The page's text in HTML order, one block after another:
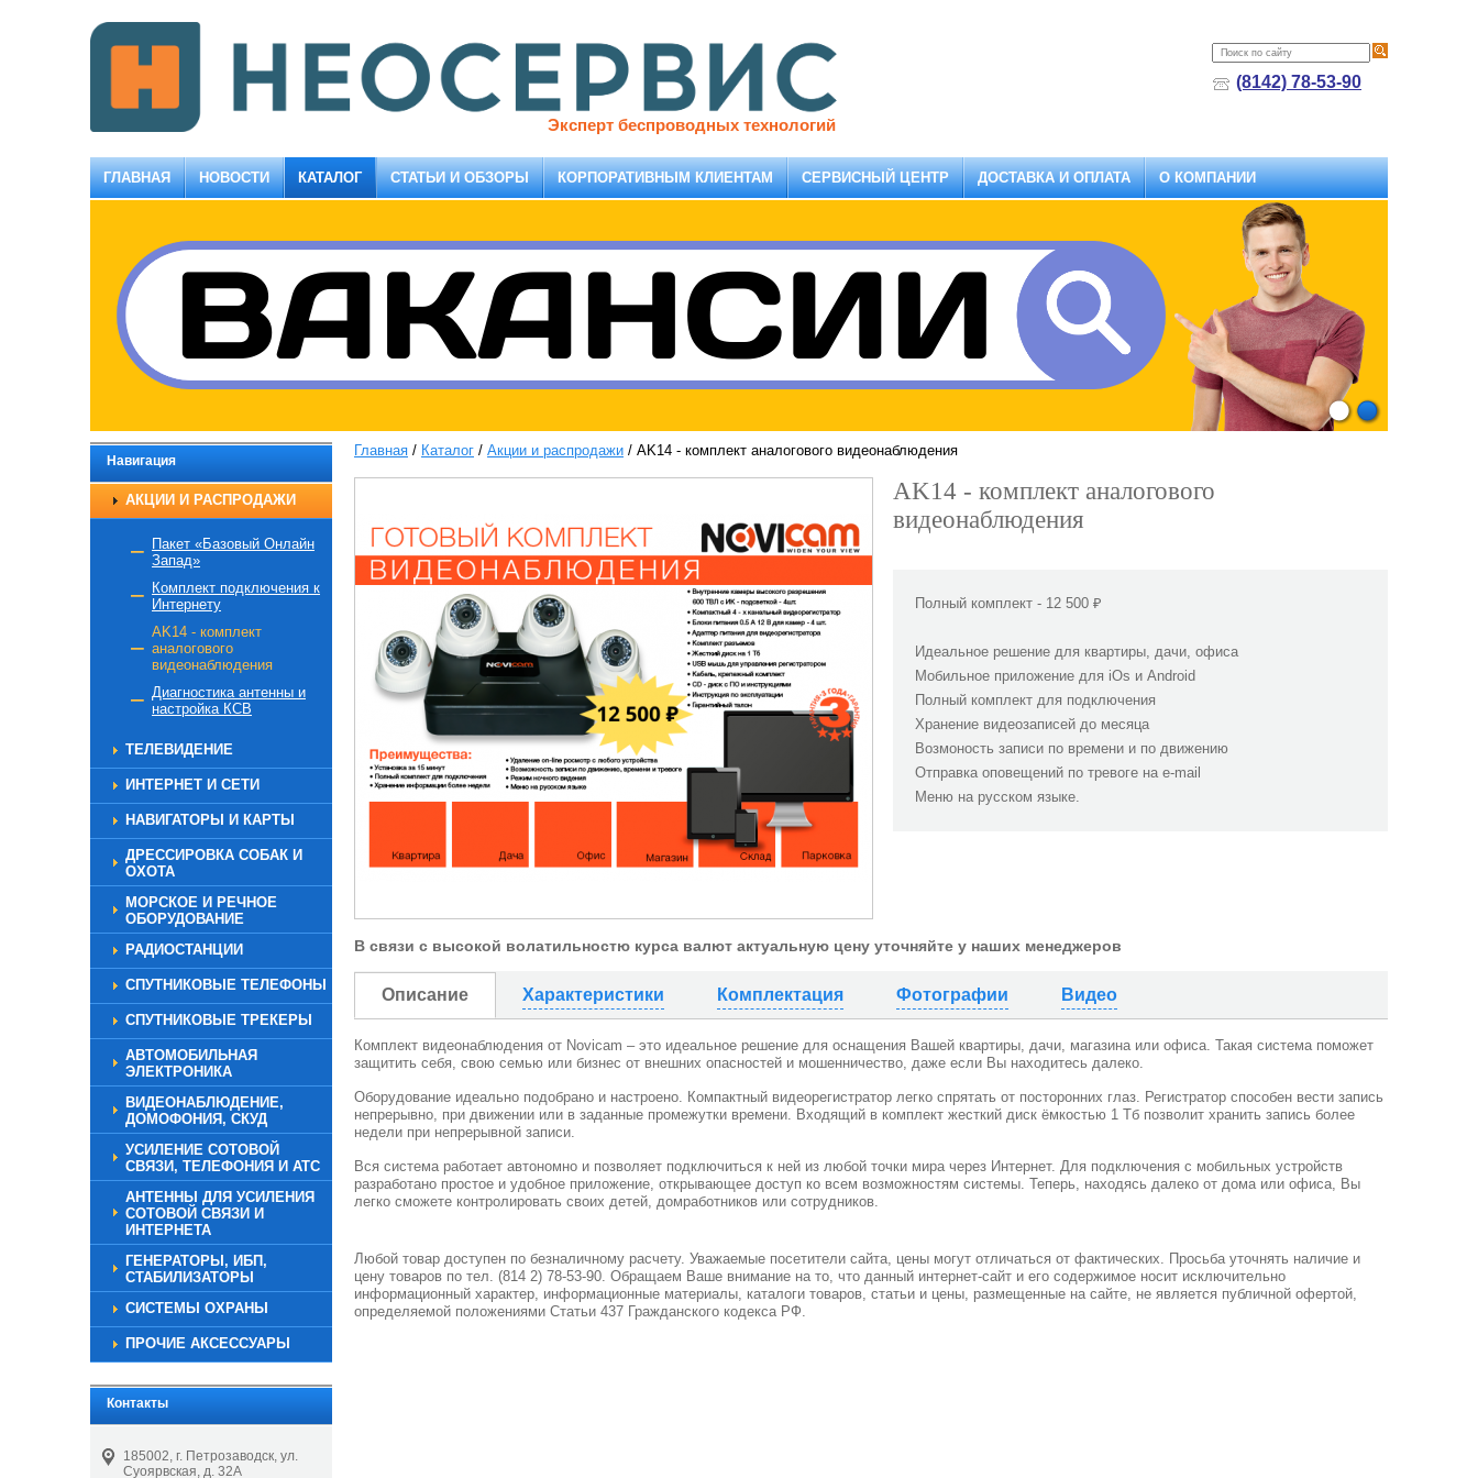
Эксперт беспроводных технологий
(8142) 78-53-90
ГЛАВНАЯ НОВОСТИ КАТАЛОГ СТАТЬИ И ОБЗОРЫ КОРПОРАТИВНЫМ КЛИЕНТАМ СЕРВИСНЫЙ ЦЕНТР ДОСТАВКА И ОПЛАТА О КОМПАНИИ
1
2
Навигация
АКЦИИ И РАСПРОДАЖИ
Пакет «Базовый Онлайн
Запад»
Комплект подключения к
Интернету
AK14 - комплект
аналогового
видеонаблюдения
Диагностика антенны и
настройка КСВ
ТЕЛЕВИДЕНИЕ
ИНТЕРНЕТ И СЕТИ
НАВИГАТОРЫ И КАРТЫ
ДРЕССИРОВКА СОБАК И
ОХОТА
МОРСКОЕ И РЕЧНОЕ
ОБОРУДОВАНИЕ
РАДИОСТАНЦИИ
СПУТНИКОВЫЕ ТЕЛЕФОНЫ
СПУТНИКОВЫЕ ТРЕКЕРЫ
АВТОМОБИЛЬНАЯ
ЭЛЕКТРОНИКА
ВИДЕОНАБЛЮДЕНИЕ,
ДОМОФОНИЯ, СКУД
УСИЛЕНИЕ СОТОВОЙ
СВЯЗИ, ТЕЛЕФОНИЯ И АТС
АНТЕННЫ ДЛЯ УСИЛЕНИЯ
СОТОВОЙ СВЯЗИ И
ИНТЕРНЕТА
ГЕНЕРАТОРЫ, ИБП,
СТАБИЛИЗАТОРЫ
СИСТЕМЫ ОХРАНЫ
ПРОЧИЕ АКСЕССУАРЫ
Контакты
185002, г. Петрозаводск, ул.
Суоярвская, д. 32А
Главная / Каталог / Акции и распродажи / AK14 - комплект аналогового видеонаблюдения
AK14 - комплект аналогового
видеонаблюдения
Полный комплект - 12 500 ₽
Идеальное решение для квартиры, дачи, офиса
Мобильное приложение для iOs и Android
Полный комплект для подключения
Хранение видеозаписей до месяца
Возмоность записи по времени и по движению
Отправка оповещений по тревоге на e-mail
Меню на русском языке.
В связи с высокой волатильностю курса валют актуальную цену уточняйте у наших менеджеров
Описание Характеристики Комплектация Фотографии Видео
Комплект видеонаблюдения от Novicam – это идеальное решение для оснащения Вашей квартиры, дачи, магазина или офиса. Такая система поможет
защитить себя, свою семью или бизнес от внешних опасностей и мошенничество, даже если Вы находитесь далеко.
Оборудование идеально подобрано и настроено. Компактный видеорегистратор легко спрятать от посторонних глаз. Регистратор способен вести запись
непрерывно, при движении или в заданные промежутки времени. Входящий в комплект жесткий диск ёмкостью 1 Тб позволит хранить запись более
недели при непрерывной записи.
Вся система работает автономно и позволяет подключиться к ней из любой точки мира через Интернет. Для подключения с мобильных устройств
разработано простое и удобное приложение, открывающее доступ ко всем возможностям системы. Теперь, находясь далеко от дома или офиса, Вы
легко сможете контролировать своих детей, домработников или сотрудников.
Любой товар доступен по безналичному расчету. Уважаемые посетители сайта, цены могут отличаться от фактических. Просьба уточнять наличие и
цену товаров по тел. (814 2) 78-53-90. Обращаем Ваше внимание на то, что данный интернет-сайт и его содержимое носит исключительно
информационный характер, информационные материалы, каталоги товаров, статьи и цены, размещенные на сайте, не является публичной офертой,
определяемой положениями Статьи 437 Гражданского кодекса РФ.